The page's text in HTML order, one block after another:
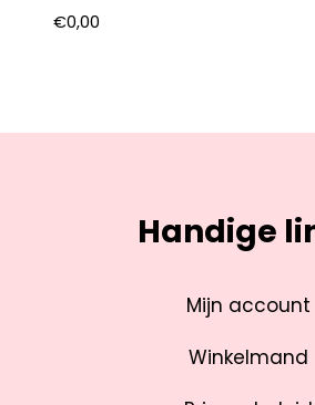
€0,00
Handige
Mijn account
Winkelmand